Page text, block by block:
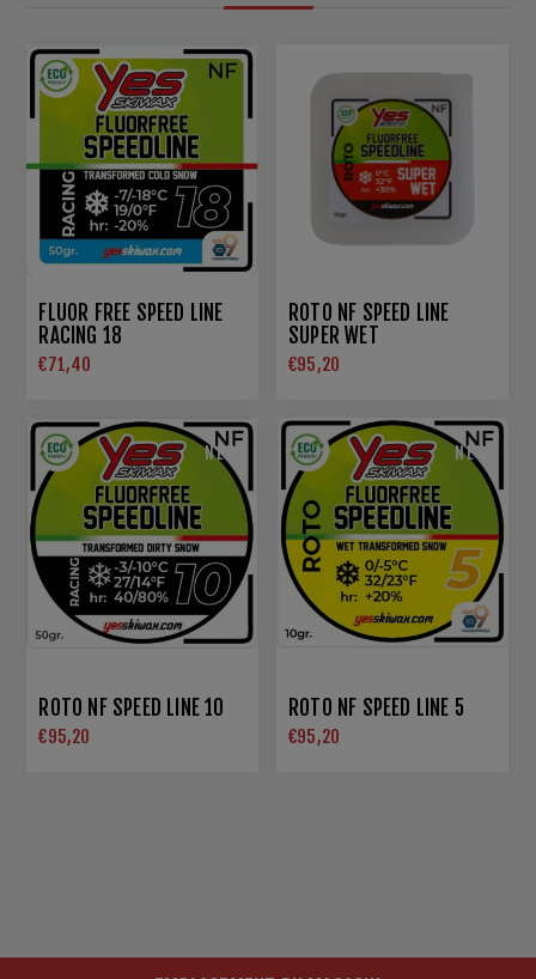
FLUOR FREE SPEED LINE
RACING 18
€71,40
ROTO NF SPEED LINE
SUPER WET
€95,20
NEW
ROTO NF SPEED LINE 10
€95,20
NEW
ROTO NF SPEED LINE 5
€95,20